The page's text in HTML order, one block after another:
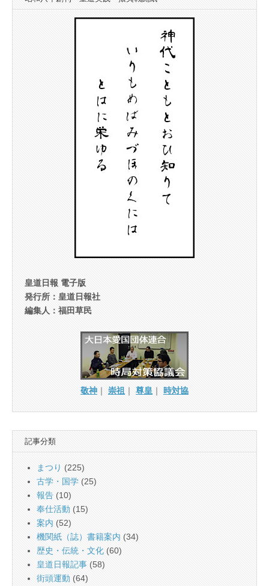
皇道日報 電子版
発行所：皇道日報社
編集人：福田草民
敬神 ｜ 崇祖 ｜ 尊皇 ｜ 時対協
記事分類
まつり (225)
古学・国学 (25)
報告 (10)
奉仕活動 (15)
案内 (52)
機関紙（誌）書籍案内 (34)
歴史・伝統・文化 (60)
皇道日報記事 (58)
街頭運動 (64)